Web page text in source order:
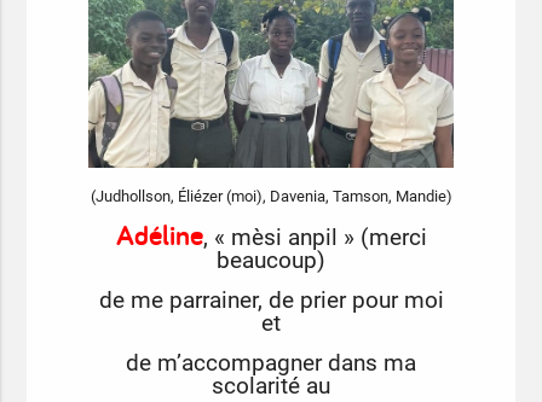
(Judhollson, Éliézer (moi), Davenia, Tamson, Mandie)
Adéline, « mèsi anpil » (merci
beaucoup)
de me parrainer, de prier pour moi
et
de m’accompagner dans ma
scolarité au